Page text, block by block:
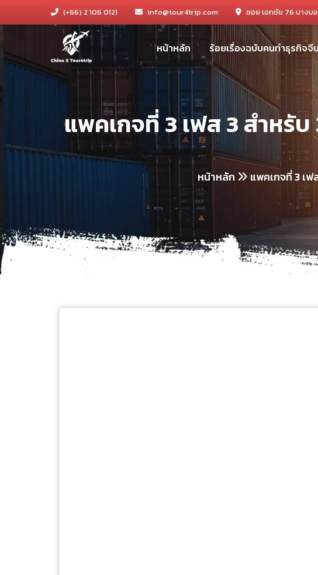
(+66) 2 106 0121 info@tour4trip.com ซอย เอกชัย 76 บางบ
หน้าหลัก ร้อยเรื่องฉบับคนทำธุรกิจจีน
แพคเกจที่ 3 เฟส 3 สำหรับ
หน้าหลัก แพคเกจที่ 3 เฟ